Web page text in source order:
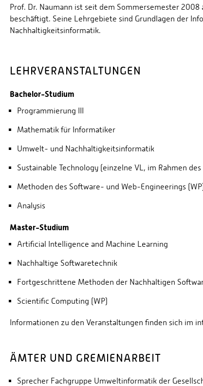
Prof. Dr. Naumann ist seit dem Sommersemester
beschäftigt. Seine Lehrgebiete sind Grundlagen der
Nachhaltigkeitsinformatik.
LEHRVERANSTALTUNGEN
Bachelor-Studium
Programmierung III
Mathematik für Informatiker
Umwelt- und Nachhaltigkeitsinformatik
Sustainable Technology (einzelne VL, im Rahmen
Methoden des Software- und Web-Engineerings
Analysis
Master-Studium
Artificial Intelligence and Machine Learning
Nachhaltige Softwaretechnik
Fortgeschrittene Methoden der Nachhaltigen
Scientific Computing (WP)
Informationen zu den Veranstaltungen finden sich im
ÄMTER UND GREMIENARBEIT
Sprecher Fachgruppe Umweltinformatik der